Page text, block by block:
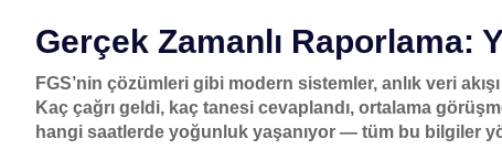
Gerçek Zamanlı Raporlama:
FGS’nin çözümleri gibi modern sistemler, anlık veri
Kaç çağrı geldi, kaç tanesi cevaplandı, ortalama
hangi saatlerde yoğunluk yaşanıyor — tüm bu bilgiler